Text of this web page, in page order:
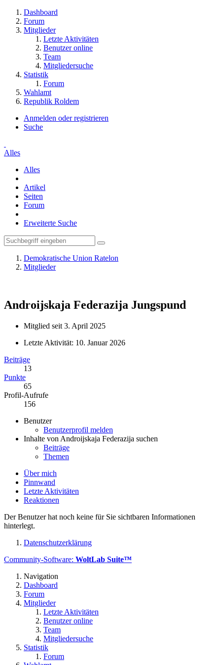
Dashboard
Forum
Mitglieder
Letzte Aktivitäten
Benutzer online
Team
Mitgliedersuche
Statistik
Forum
Wahlamt
Republik Roldem
Anmelden oder registrieren
Suche
Alles
Alles
Artikel
Seiten
Forum
Erweiterte Suche
Demokratische Union Ratelon
Mitglieder
Androijskaja Federazija Jungspund
Mitglied seit 3. April 2025
Letzte Aktivität: 10. Januar 2026
Beiträge
13
Punkte
65
Profil-Aufrufe
156
Benutzer
Benutzerprofil melden
Inhalte von Androijskaja Federazija suchen
Beiträge
Themen
Über mich
Pinnwand
Letzte Aktivitäten
Reaktionen
Der Benutzer hat noch keine für Sie sichtbaren Informationen
hinterlegt.
Datenschutzerklärung
Community-Software: WoltLab Suite™
Navigation
Dashboard
Forum
Mitglieder
Letzte Aktivitäten
Benutzer online
Team
Mitgliedersuche
Statistik
Forum